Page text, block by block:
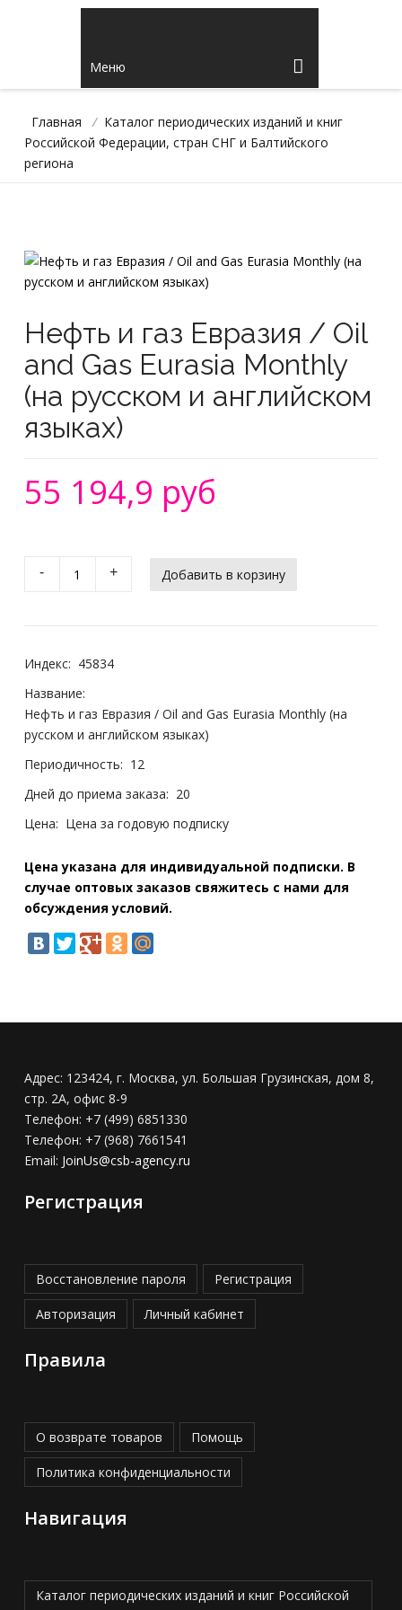
Меню
Главная / Каталог периодических изданий и книг
Российской Федерации, стран СНГ и Балтийского
региона
Нефть и газ Евразия / Oil
and Gas Eurasia Monthly
(на русском и английском
языках)
55 194,9 руб
- +
Индекс: 45834
Название:
Нефть и газ Евразия / Oil and Gas Eurasia Monthly (на
русском и английском языках)
Периодичность: 12
Дней до приема заказа: 20
Цена: Цена за годовую подписку
Цена указана для индивидуальной подписки. В
случае оптовых заказов свяжитесь с нами для
обсуждения условий.
Адрес: 123424, г. Москва, ул. Большая Грузинская, дом 8,
стр. 2А, офис 8-9
Телефон: +7 (499) 6851330
Телефон: +7 (968) 7661541
Email: JoinUs@csb-agency.ru
Регистрация
Восстановление пароля Регистрация
Авторизация Личный кабинет
Правила
О возврате товаров Помощь
Политика конфиденциальности
Навигация
Каталог периодических изданий и книг Российской